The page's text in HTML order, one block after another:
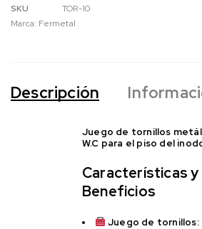
SKU
TOR-10
Marca: Fermetal
Descripción
Juego de tornillos
W.C para el piso del
Características y
Beneficios
Juego de tornillos: